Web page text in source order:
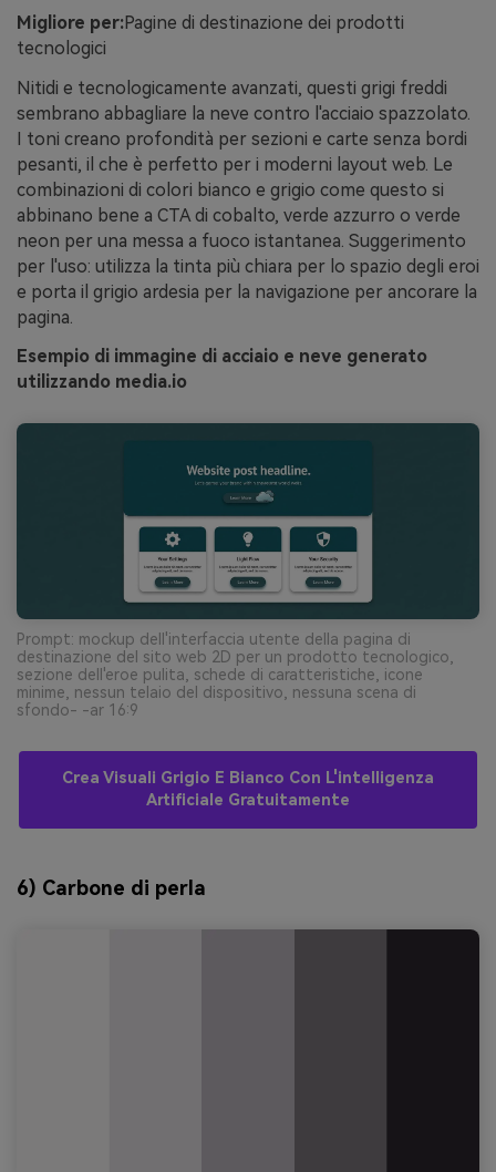
Migliore per:Pagine di destinazione dei prodotti
tecnologici
Nitidi e tecnologicamente avanzati, questi grigi freddi
sembrano abbagliare la neve contro l'acciaio spazzolato.
I toni creano profondità per sezioni e carte senza bordi
pesanti, il che è perfetto per i moderni layout web. Le
combinazioni di colori bianco e grigio come questo si
abbinano bene a CTA di cobalto, verde azzurro o verde
neon per una messa a fuoco istantanea. Suggerimento
per l'uso: utilizza la tinta più chiara per lo spazio degli eroi
e porta il grigio ardesia per la navigazione per ancorare la
pagina.
Esempio di immagine di acciaio e neve generato
utilizzando media.io
Prompt: mockup dell'interfaccia utente della pagina di
destinazione del sito web 2D per un prodotto tecnologico,
sezione dell'eroe pulita, schede di caratteristiche, icone
minime, nessun telaio del dispositivo, nessuna scena di
sfondo- -ar 16:9
Crea Visuali Grigio E Bianco Con L'intelligenza
Artificiale Gratuitamente
6) Carbone di perla